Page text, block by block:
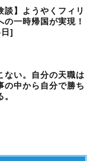
談】ようやくフィリ
の一時帰国が実現！
]
ない。自分の天職は
の中から自分で勝ち